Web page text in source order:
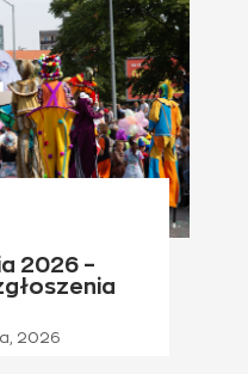
2026 –
2026